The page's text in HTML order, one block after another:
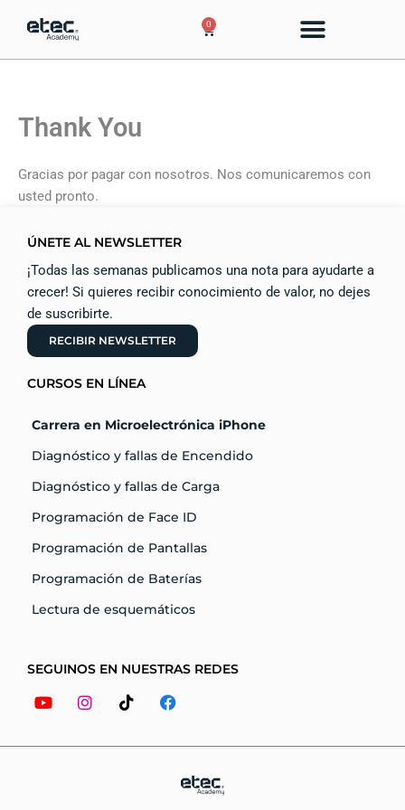
0
Cart
Thank You
Gracias por pagar con nosotros. Nos comunicaremos con
usted pronto.
ÚNETE AL NEWSLETTER
¡Todas las semanas publicamos una nota para ayudarte a
crecer! Si quieres recibir conocimiento de valor, no dejes
de suscribirte.
RECIBIR NEWSLETTER
CURSOS EN LÍNEA
Carrera en Microelectrónica iPhone
Diagnóstico y fallas de Encendido
Diagnóstico y fallas de Carga
Programación de Face ID
Programación de Pantallas
Programación de Baterías
Lectura de esquemáticos
SEGUINOS EN NUESTRAS REDES
YoutubeInstagramTiktokFacebook